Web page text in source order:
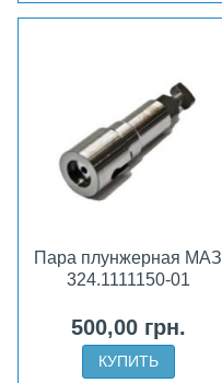
Пара плунжерная МАЗ
324.1111150-01
500,00 грн.
КУПИТЬ